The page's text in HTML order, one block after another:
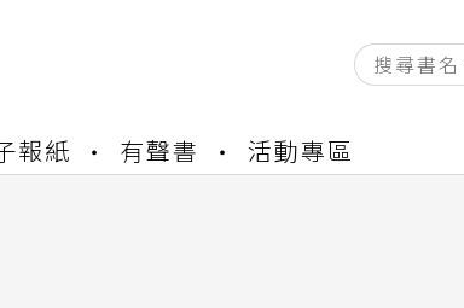
報紙 有聲書 活動專區
請
申請圖文教學
請